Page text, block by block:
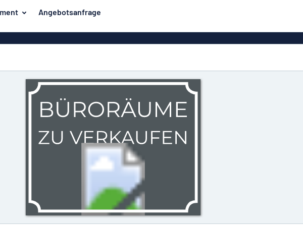
Angebotsanfrage
PVC-Schilder
Massives PET
Klebebuchstaben
Aluminiumschilder im
Emaillestil
Aluminiumschilder
Aluminiumverbund-
Schilder
Hausschilder
Klingelschilder